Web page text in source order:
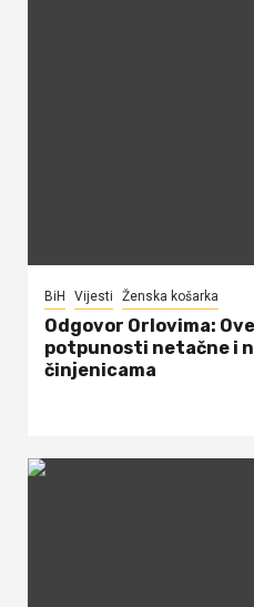
BiH Vijesti Ženska košarka
Odgovor Orlovima:
potpunosti netačne i
činjenicama